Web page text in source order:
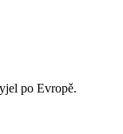
po Evropě.